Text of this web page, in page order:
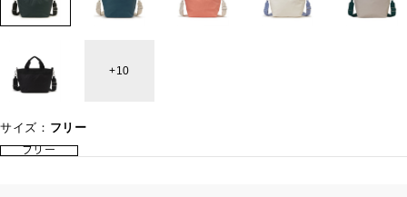
10
サイズ： フリー
フリー